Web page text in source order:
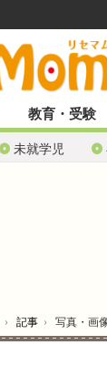
教育・受験
未就学児
› 記事 › 写真・画